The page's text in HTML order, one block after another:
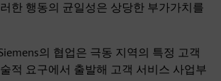
한 행동의 균일성은 상당한 부가가치를
의 협업은 극동 지역의 특정 고객
적 요구에서 출발해 고객 서비스 사업부